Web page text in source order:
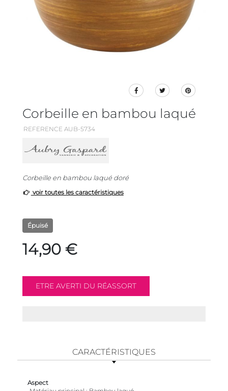
Corbeille en bambou laqué
REFERENCE AUB-5734
Corbeille en bambou laqué doré
voir toutes les caractéristiques
Épuisé
14,90 €
CARACTÉRISTIQUES
Aspect